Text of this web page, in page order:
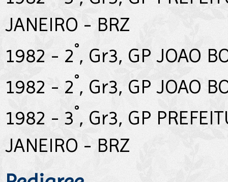
JANEIRO - BRZ
1982 - 2°, Gr3, GP JOAO
1982 - 2°, Gr3, GP JOAO
1982 - 3°, Gr3, GP
JANEIRO - BRZ